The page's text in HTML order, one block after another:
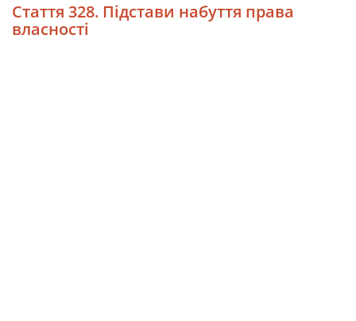
Стаття 328. Підстави набуття права
власності